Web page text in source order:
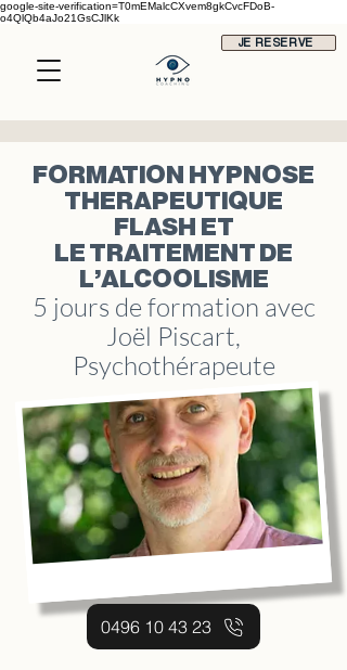
google-site-verification=T0mEMalcCXvem8gkCvcFDoB-
o4QlQb4aJo21GsCJlKk
JE RESERVE
FORMATION HYPNOSE
THERAPEUTIQUE
FLASH ET
LE TRAITEMENT DE
L'ALCOOLISME
5 jours de formation avec
Joël Piscart,
Psychothérapeute
0496 10 43 23